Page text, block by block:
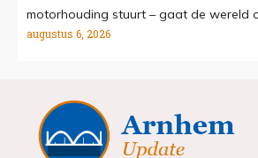
motorhouding stuurt – gaat de wereld
augustus 6, 2026